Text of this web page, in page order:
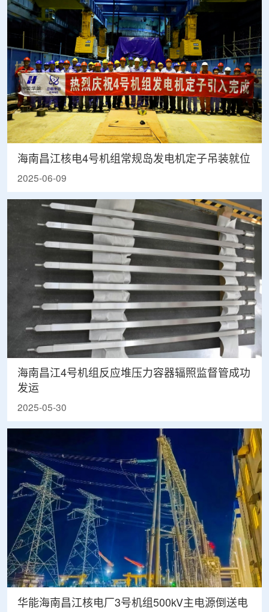
海南昌江核电4号机组常规岛发电机定子吊装就位
2025-06-09
海南昌江4号机组反应堆压力容器辐照监督管成功
发运
2025-05-30
华能海南昌江核电厂3号机组500kV主电源倒送电